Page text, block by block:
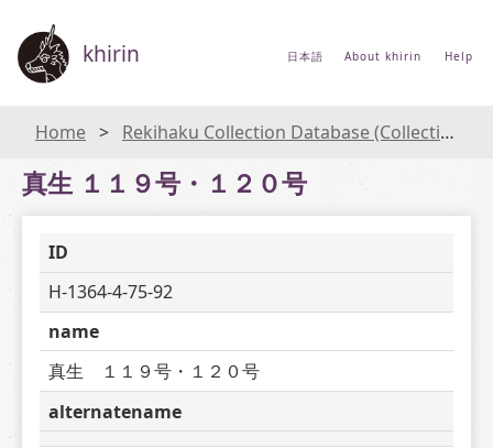
khirin 日本語 About khirin Help
Home Rekihaku Collection Database (Collections Database of the National Museum of Japanese History)
真生 １１９号・１２０号
ID
H-1364-4-75-92
name
真生　１１９号・１２０号
alternatename